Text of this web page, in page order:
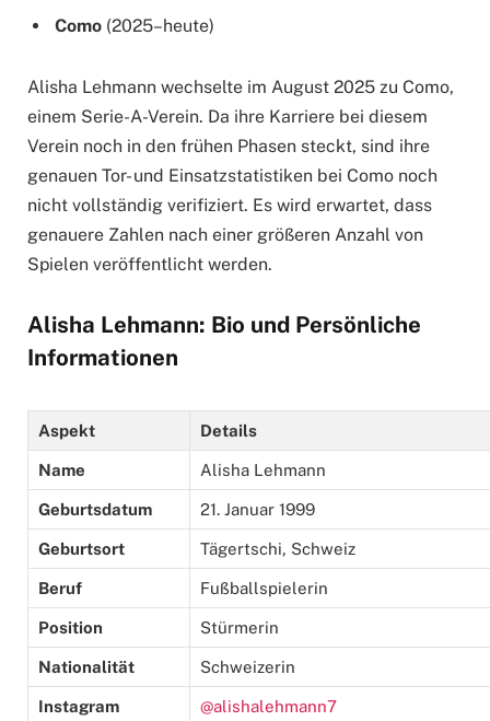
Como (2025–heute)
Alisha Lehmann wechselte im August 2025 zu Como,
einem Serie-A-Verein. Da ihre Karriere bei diesem
Verein noch in den frühen Phasen steckt, sind ihre
genauen Tor- und Einsatzstatistiken bei Como noch
nicht vollständig verifiziert. Es wird erwartet, dass
genauere Zahlen nach einer größeren Anzahl von
Spielen veröffentlicht werden.
Alisha Lehmann: Bio und Persönliche
Informationen
Aspekt Details
Name Alisha Lehmann
Geburtsdatum 21. Januar 1999
Geburtsort Tägertschi, Schweiz
Beruf Fußballspielerin
Position Stürmerin
Nationalität Schweizerin
Instagram @alishalehmann7